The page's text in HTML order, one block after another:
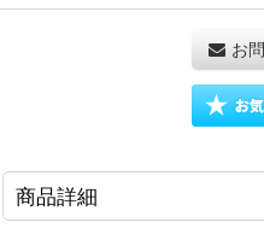
お
商品詳細